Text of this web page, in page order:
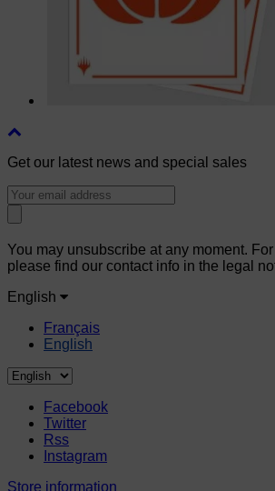
Get our latest news and special sales
You may unsubscribe at any moment.
please find our contact info in the legal
English
Français
English
Facebook
Twitter
Rss
Instagram
Store information